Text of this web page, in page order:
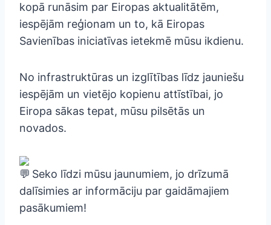
kopā runāsim par Eiropas aktualitātēm,
iespējām reģionam un to, kā Eiropas
Savienības iniciatīvas ietekmē mūsu ikdienu.
No infrastruktūras un izglītības līdz jauniešu
iespējām un vietējo kopienu attīstībai, jo
Eiropa sākas tepat, mūsu pilsētās un
novados.
Seko līdzi mūsu jaunumiem, jo drīzumā
dalīsimies ar informāciju par gaidāmajiem
pasākumiem!